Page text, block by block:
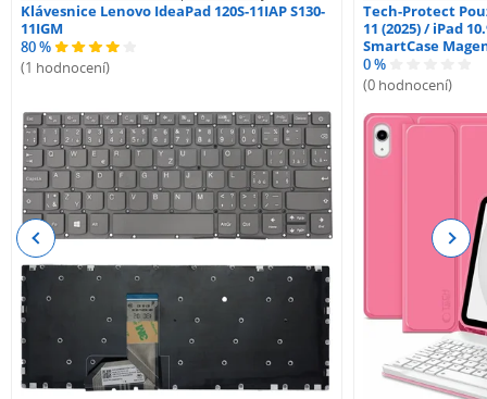
Klávesnice Lenovo IdeaPad 120S-11IAP S130-
11IGM
80 %
(1 hodnocení)
Tech-Protect
11 (2025) / iPad
SmartCase
0 %
(0 hodnocení)
Previous Next